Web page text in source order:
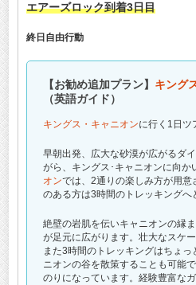
エアーズロック到着3日目
終日自由行動
【お勧め追加プラン】 キング
（英語ガイド）
キングス・キャニオンに行く1日ツ
早朝出発、広大な砂漠が広がるダ
がら、キングス･キャニオンに向か
オンでは、2通りの楽しみ方が用
のある方は3時間のトレッキングへ
絶壁の岩肌を伝いキャニオンの縁
が足元に広がります。壮大なスケ
また3時間のトレッキングはちょっ
ニオンの谷を散策することも可能
のりになっています。経験豊富な